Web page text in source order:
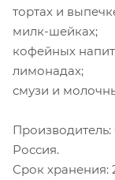
тортах и
милк-шейках;
кофейных
лимонадах;
смузи и
Россия.
Срок хранения: